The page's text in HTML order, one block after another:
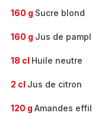
160 g Sucre blond
160 g Jus de
18 cl Huile neutre
2 cl Jus de citron
120 g Amandes